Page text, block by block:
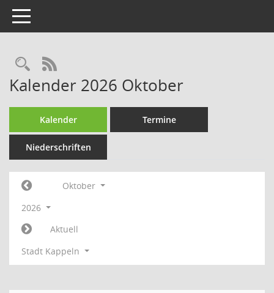
Toggle navigation
Rechercheauswahl
RSS-Feed
Kalender 2026 Oktober
Kalender Termine
Niederschriften
Oktober
2026
Aktuell
Stadt Kappeln